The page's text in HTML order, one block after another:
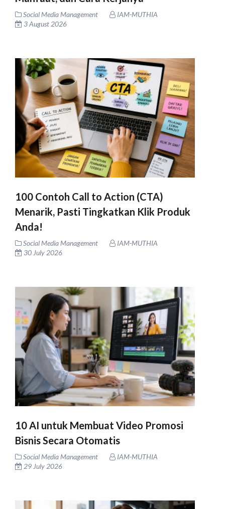
Social Media Management
IAM-MUTHIA
3 August 2026
100 Contoh Call to Action (CTA)
Menarik, Pasti Tingkatkan Klik Produk
Anda!
Social Media Management
IAM-MUTHIA
30 July 2026
10 AI untuk Membuat Video Promosi
Bisnis Secara Otomatis
Social Media Management
IAM-MUTHIA
29 July 2026